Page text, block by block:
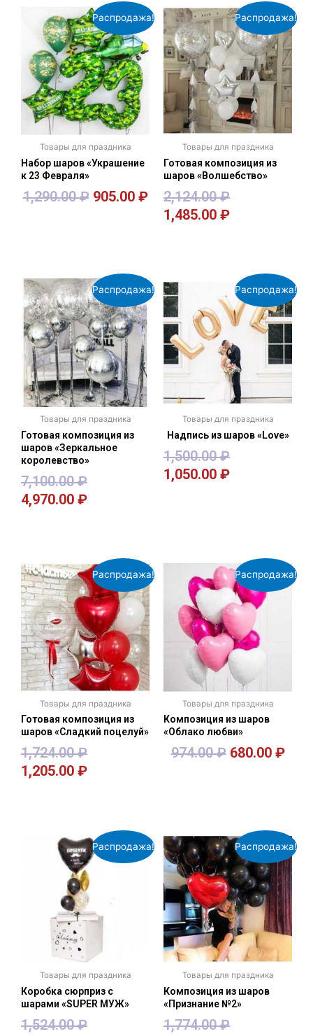
Распродажа!
Товары для праздника
Набор шаров «Украшение
к 23 Февраля»
1,290.00₽ 905.00 ₽
Распродажа!
Товары для праздника
Готовая композиция из
шаров «Волшебство»
2,124.00₽
1,485.00 ₽
Распродажа!
Товары для праздника
Готовая композиция из
шаров «Зеркальное
королевство»
7,100.00₽
4,970.00 ₽
Распродажа!
Товары для праздника
Надпись из шаров «Love»
1,500.00₽
1,050.00 ₽
Распродажа!
Товары для праздника
Готовая композиция из
шаров «Сладкий поцелуй»
1,724.00₽
1,205.00 ₽
Распродажа!
Товары для праздника
Композиция из шаров
«Облако любви»
974.00₽ 680.00 ₽
Распродажа!
Товары для праздника
Коробка сюрприз с
шарами «SUPER МУЖ»
1,524.00₽
Распродажа!
Товары для праздника
Композиция из шаров
«Признание №2»
1,774.00₽